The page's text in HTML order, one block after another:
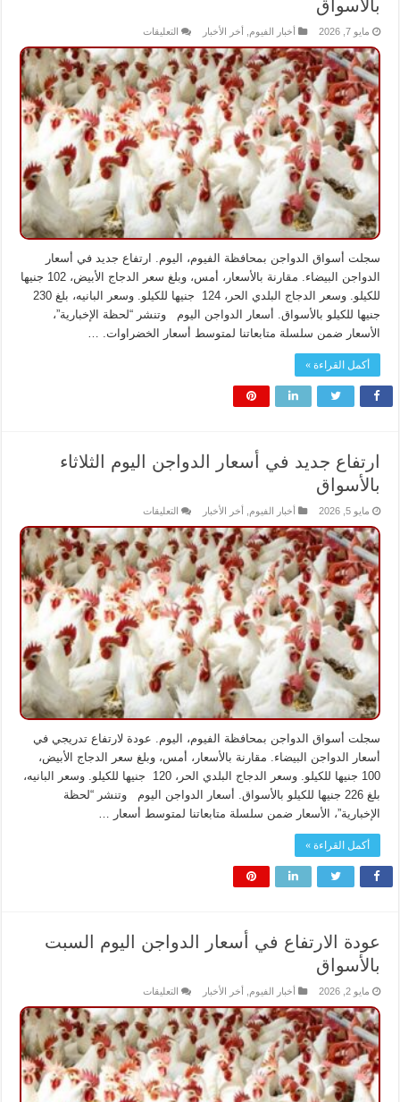
بالأسواق
مايو 7, 2026 أخبار الفيوم أخر الأخبار التعليقاتعلى
جديد
في
أسعار
الدواجن
اليوم
الخميس
بالأسواق
مغلقة
سجلت أسواق الدواجن بمحافظة الفيوم، اليوم. ارتفاع جديد في أسعار
الدواجن البيضاء. مقارنة بالأسعار، أمس، وبلغ سعر الدجاج الأبيض، 102 جنيها
للكيلو. وسعر الدجاج البلدي الحر، 124 جنيها للكيلو. وسعر البانيه، بلغ 230
جنيها للكيلو بالأسواق. أسعار الدواجن اليوم وتنشر “لحظة الإخبارية”،
الأسعار ضمن سلسلة متابعاتنا لمتوسط أسعار الخضراوات. …
أكمل القراءة »
ارتفاع جديد في أسعار الدواجن اليوم الثلاثاء
بالأسواق
مايو 5, 2026 أخبار الفيوم, أخر الأخبار التعليقاتعلى
جديد
في
أسعار
الدواجن
اليوم
الثلاثاء
بالأسواق
مغلقة
سجلت أسواق الدواجن بمحافظة الفيوم، اليوم. عودة لارتفاع تدريجي في
أسعار الدواجن البيضاء. مقارنة بالأسعار، أمس، وبلغ سعر الدجاج الأبيض،
100 جنيها للكيلو. وسعر الدجاج البلدي الحر، 120 جنيها للكيلو. وسعر البانيه،
بلغ 226 جنيها للكيلو بالأسواق. أسعار الدواجن اليوم وتنشر “لحظة
الإخبارية”، الأسعار ضمن سلسلة متابعاتنا لمتوسط أسعار …
أكمل القراءة »
عودة الارتفاع في أسعار الدواجن اليوم السبت
بالأسواق
مايو 2, 2026 أخبار الفيوم أخر الأخبار التعليقاتعلى
الارتفاع
في
أسعار
الدواجن
اليوم
السبت
بالأسواق
مغلقة